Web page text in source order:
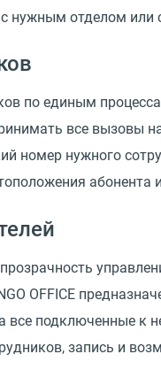
нужным отделом или
по единым
все вызовы
номер нужного
абонента
OFFICE
все подключенные к
запись и